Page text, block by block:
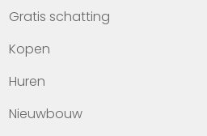
Gratis schatting
Kopen
Huren
Nieuwbouw